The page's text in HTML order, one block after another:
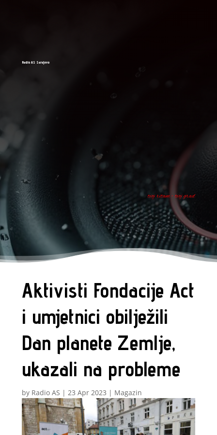
Radio AS Sarajevo
tvoj ritam - tvoj grad
Aktivisti Fondacije Act
i umjetnici obilježili
Dan planete Zemlje,
ukazali na probleme
by Radio AS | 23 Apr 2023 | Magazin